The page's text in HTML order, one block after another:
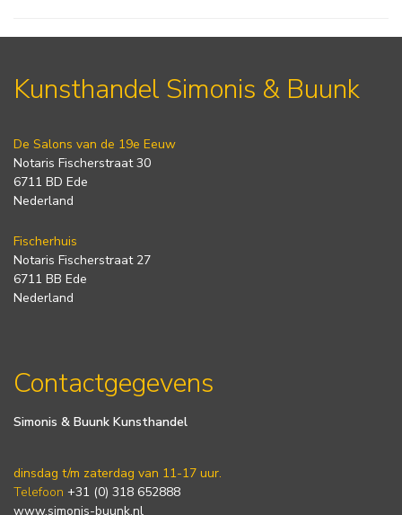
Kunsthandel Simonis & Buunk
De Salons van de 19e Eeuw
Notaris Fischerstraat 30
6711 BD Ede
Nederland
Fischerhuis
Notaris Fischerstraat 27
6711 BB Ede
Nederland
Contactgegevens
Simonis & Buunk Kunsthandel
dinsdag t/m zaterdag van 11-17 uur.
Telefoon +31 (0) 318 652888
www.simonis-buunk.nl